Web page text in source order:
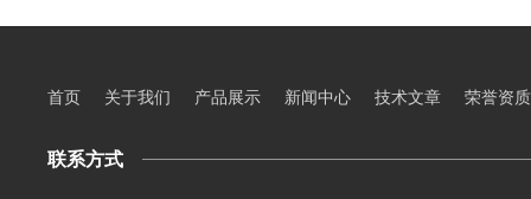
首页 关于我们 产品展示 新闻中心 技术文章 荣誉资质
联系方式